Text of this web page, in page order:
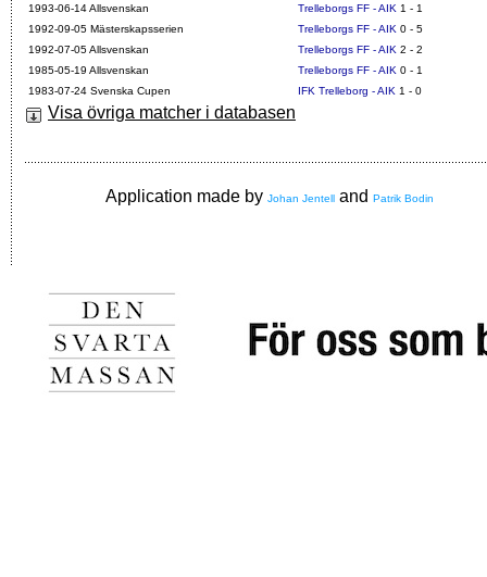
1993-06-14 Allsvenskan
Trelleborgs FF - AIK 1 - 1
1992-09-05 Mästerskapsserien
Trelleborgs FF - AIK 0 - 5
1992-07-05 Allsvenskan
Trelleborgs FF - AIK 2 - 2
1985-05-19 Allsvenskan
Trelleborgs FF - AIK 0 - 1
1983-07-24 Svenska Cupen
IFK Trelleborg - AIK 1 - 0
Visa övriga matcher i databasen
Application made by Johan Jentell and Patrik Bodin